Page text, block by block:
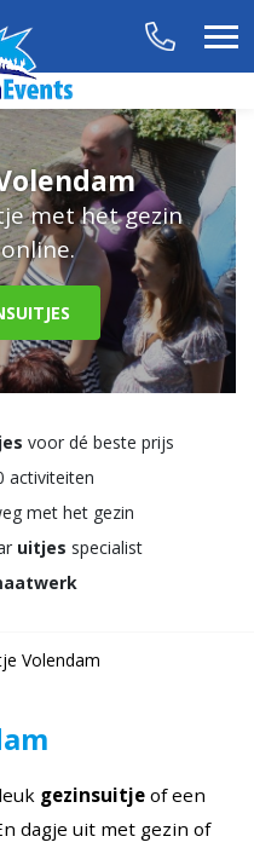
met het gezin
voor dé beste prijs
activiteiten
met het gezin
uitjes specialist
Volendam
gezinsuitje of een
dagje uit met gezin of